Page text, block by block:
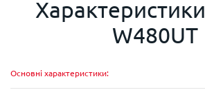
Характеристики
W480UT
Основні характеристики: